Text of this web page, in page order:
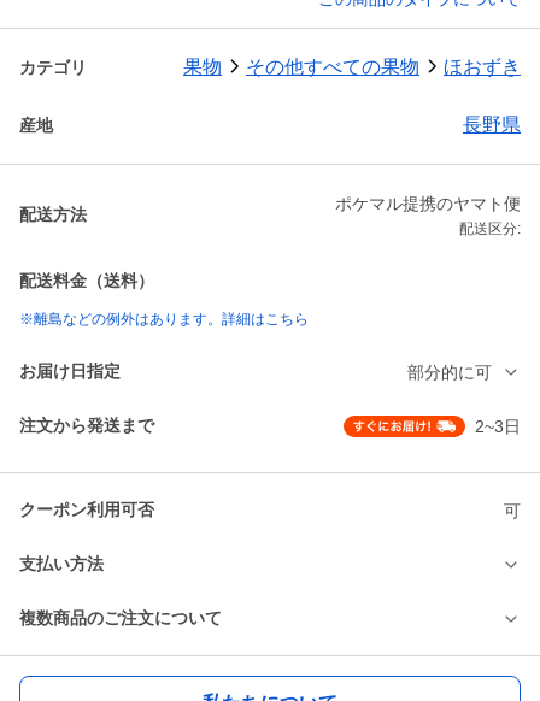
カテゴリ 果物 その他すべての果物 ほおずき
産地 長野県
配送方法
ポケマル提携のヤマト便
配送区分:
配送料金（送料）
※離島などの例外はあります。詳細はこちら
お届け日指定 部分的に可
注文から発送まで 2~3日
クーポン利用可否 可
支払い方法
複数商品のご注文について